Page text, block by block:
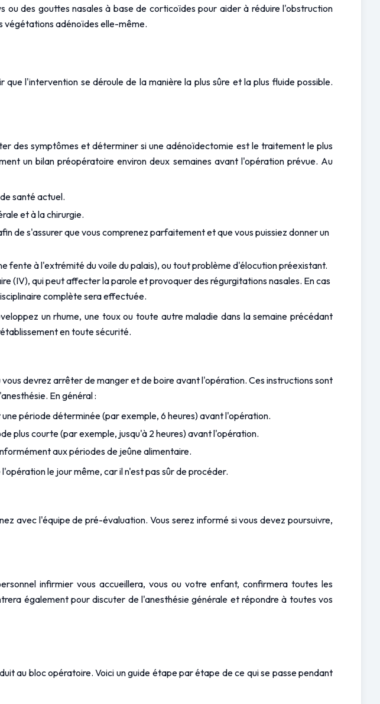
des gouttes nasales à base de corticoïdes pour aider à réduire l'obstruction
végétations adénoïdes elle-même.
l'intervention se déroule de la manière la plus sûre et la plus fluide possible.
des symptômes et déterminer si une adénoïdectomie est le traitement le plus
un bilan préopératoire environ deux semaines avant l'opération prévue. Au
santé actuel.
et à la chirurgie.
de s'assurer que vous comprenez parfaitement et que vous puissiez donner un
fente à l'extrémité du voile du palais), ou tout problème d'élocution préexistant.
(IV), qui peut affecter la parole et provoquer des régurgitations nasales. En cas
complète sera effectuée.
un rhume, une toux ou toute autre maladie dans la semaine précédant
en toute sécurité.
devrez arrêter de manger et de boire avant l'opération. Ces instructions sont
En général :
période déterminée (par exemple, 6 heures) avant l'opération.
plus courte (par exemple, jusqu'à 2 heures) avant l'opération.
aux périodes de jeûne alimentaire.
le jour même, car il n'est pas sûr de procéder.
avec l'équipe de pré-évaluation. Vous serez informé si vous devez poursuivre,
infirmier vous accueillera, vous ou votre enfant, confirmera toutes les
également pour discuter de l'anesthésie générale et répondre à toutes vos
au bloc opératoire. Voici un guide étape par étape de ce qui se passe pendant